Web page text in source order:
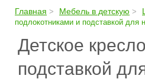
Главная Мебель в детскую
подлокотниками и подставкой для
Детское
подставкой